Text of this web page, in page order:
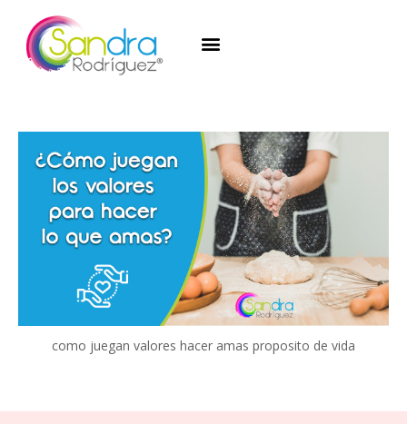
como juegan valores hacer amas proposito de vida